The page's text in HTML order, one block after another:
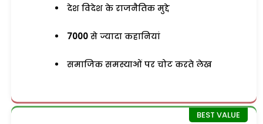
देश विदेश के राजनैतिक मुद्दे
7000 से ज्यादा कहानियां
समाजिक समस्याओं पर चोट करते लेख